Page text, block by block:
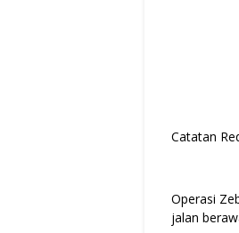
Catatan
Operasi
jalan